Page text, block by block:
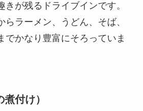
が残るドライブインです。
らラーメン、うどん、そば、
でかなり豊富にそろっていま
付け）